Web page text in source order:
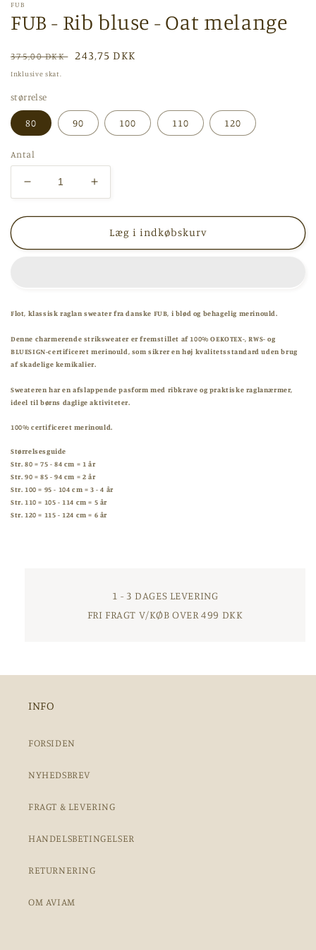
modus
FUB
FUB - Rib bluse - Oat melange
Normalpris
375,00 DKK Udsalgspris
243,75 DKK
Inklusive skat.
størrelse
80 90 100 110 120
Antal
Reducer
antallet
for
-
melange
Øg
antallet
for
FUB
-
Læg i indkøbskurv
Flot, klassisk raglan sweater fra danske FUB, i blød og behagelig merinould.
Denne charmerende striksweater er fremstillet af 100% OEKOTEX-, RWS- og
BLUESIGN-certificeret merinould, som sikrer en høj kvalitetsstandard uden brug
af skadelige kemikalier.
Sweateren har en afslappende pasform med ribkrave og praktiske raglanærmer,
ideel til børns daglige aktiviteter.
100% certificeret merinould.
Størrelsesguide
Str. 80 = 75 - 84 cm = 1 år
Str. 90 = 85 - 94 cm = 2 år
Str. 100 = 95 - 104 cm = 3 - 4 år
Str. 110 = 105 - 114 cm = 5 år
Str. 120 = 115 - 124 cm = 6 år
1 - 3 DAGES LEVERING
FRI FRAGT V/KØB OVER 499 DKK
INFO
FORSIDEN
NYHEDSBREV
FRAGT & LEVERING
HANDELSBETINGELSER
RETURNERING
OM AVIAM